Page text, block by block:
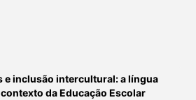
inclusão intercultural: a língua
da Educação Escolar